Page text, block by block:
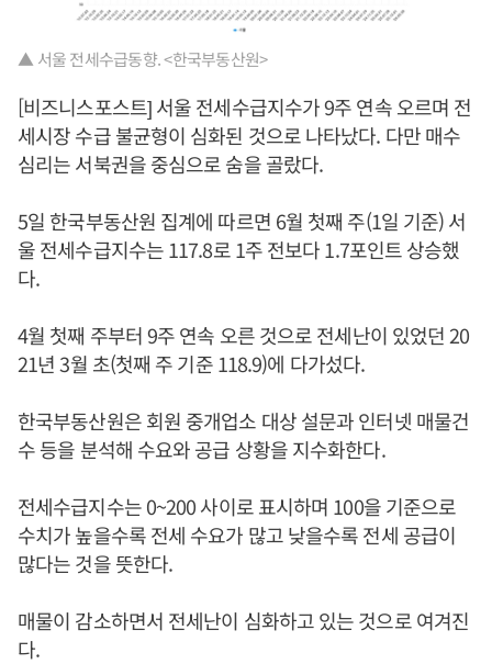
▲ 서울 전세수급동향. <한국부동산원>
[비즈니스포스트] 서울 전세수급지수가 9주 연속 오르며 전
세시장 수급 불균형이 심화된 것으로 나타났다. 다만 매수
심리는 서북권을 중심으로 숨을 골랐다.
5일 한국부동산원 집계에 따르면 6월 첫째 주(1일 기준) 서
울 전세수급지수는 117.8로 1주 전보다 1.7포인트 상승했
다.
4월 첫째 주부터 9주 연속 오른 것으로 전세난이 있었던 20
21년 3월 초(첫째 주 기준 118.9)에 다가섰다.
한국부동산원은 회원 중개업소 대상 설문과 인터넷 매물건
수 등을 분석해 수요와 공급 상황을 지수화한다.
전세수급지수는 0~200 사이로 표시하며 100을 기준으로
수치가 높을수록 전세 수요가 많고 낮을수록 전세 공급이
많다는 것을 뜻한다.
매물이 감소하면서 전세난이 심화하고 있는 것으로 여겨진
다.